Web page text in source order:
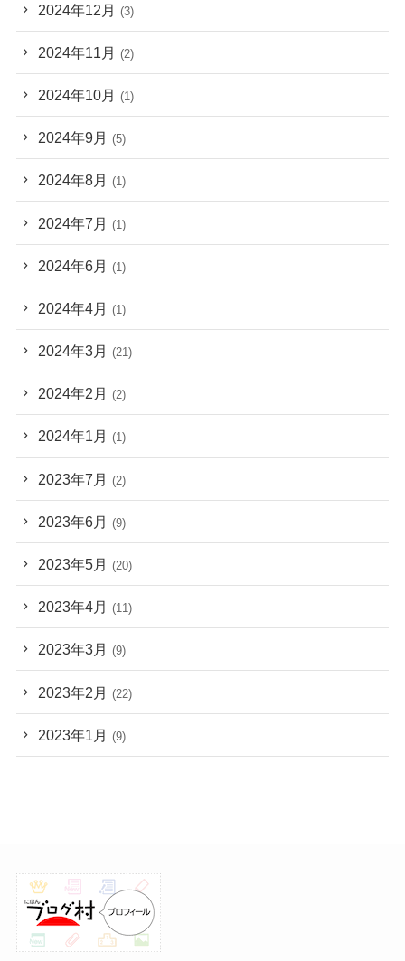
2024年12月 (3)
2024年11月 (2)
2024年10月 (1)
2024年9月 (5)
2024年8月 (1)
2024年7月 (1)
2024年6月 (1)
2024年4月 (1)
2024年3月 (21)
2024年2月 (2)
2024年1月 (1)
2023年7月 (2)
2023年6月 (9)
2023年5月 (20)
2023年4月 (11)
2023年3月 (9)
2023年2月 (22)
2023年1月 (9)